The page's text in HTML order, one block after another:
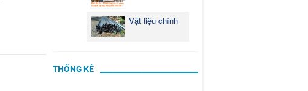
Vật liệu chính
THỐNG KÊ